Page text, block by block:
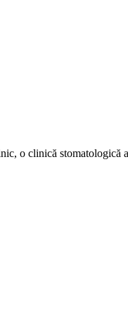
o clinică stomatologică